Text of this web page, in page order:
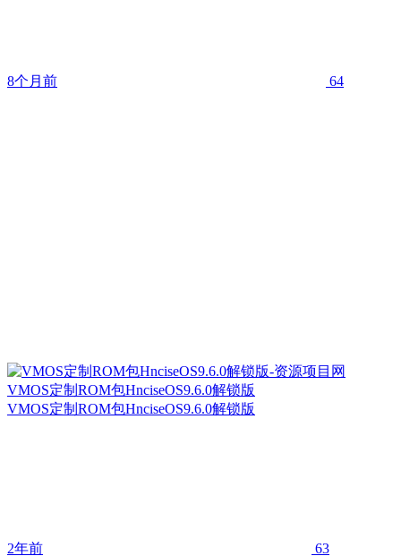
8个月前 64
VMOS定制ROM包HnciseOS9.6.0解锁版
VMOS定制ROM包HnciseOS9.6.0解锁版
2年前 63